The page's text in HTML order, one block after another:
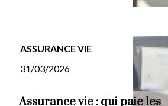
ASSURANCE VIE
31/03/2026
Assurance vie : qui paie les